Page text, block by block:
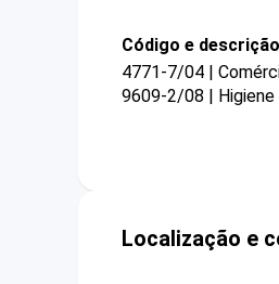
Código e
4771-7/04 |
9609-2/08 |
Localização e